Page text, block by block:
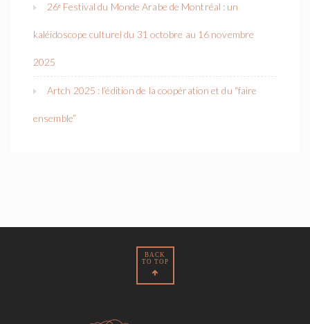
26ᵉ Festival du Monde Arabe de Montréal : un
kaléidoscope culturel du 31 octobre au 16 novembre
2025
Artch 2025 : l’édition de la coopération et du “faire
ensemble”
BACK
TO TOP